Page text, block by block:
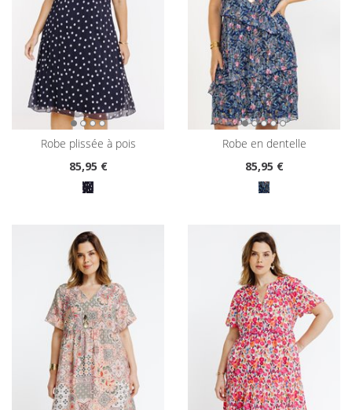
robe plissée à pois
85,95 €
robe en dentelle
85,95 €